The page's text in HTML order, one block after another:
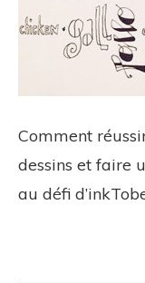
Comment
dessins et faire
au défi